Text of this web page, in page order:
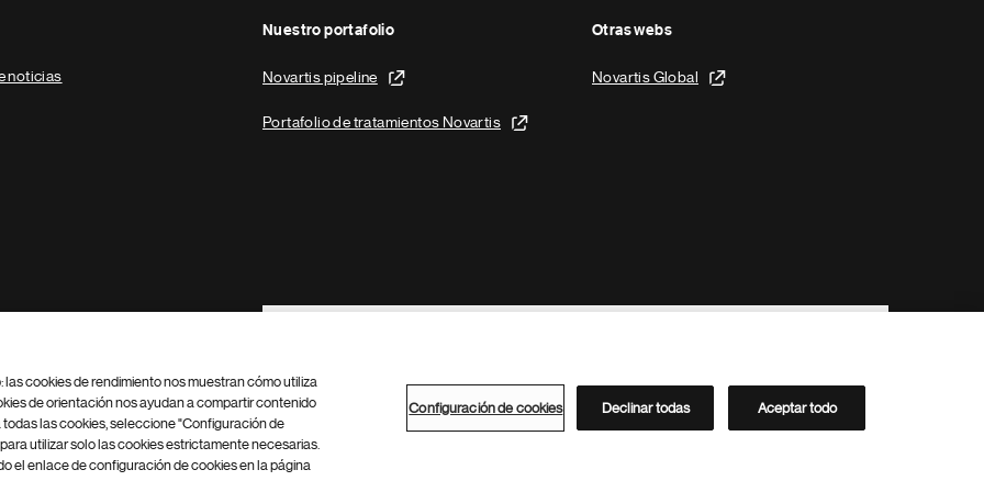
noticias
Nuestro portafolio
Novartis pipeline
Portafolio de tratamientos Novartis
Otras webs
Novartis Global
Footer Site Search
Configuración de cookies Mapa del sitio
Directorio de Novartis
cookies de rendimiento nos muestran cómo utiliza
de orientación nos ayudan a compartir contenido
las cookies, seleccione "Configuración de
utilizar solo las cookies estrictamente necesarias.
el enlace de configuración de cookies en la página
Configuración de cookies Declinar todas Aceptar todo